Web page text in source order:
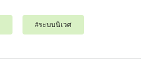
#ระบบนิเวศ